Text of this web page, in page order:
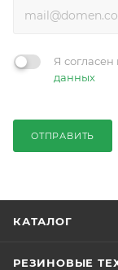
Я согласен
данных
ОТПРАВИТЬ
КАТАЛОГ
РЕЗИНОВЫЕ